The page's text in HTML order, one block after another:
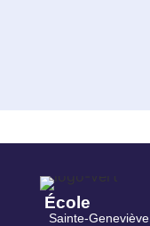
École
Sainte-Geneviève